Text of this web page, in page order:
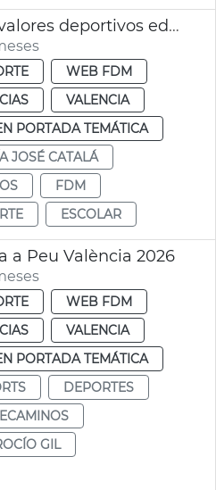
Premios mejores valores deportivos edad escolar València
WEB FDM
VALENCIA
PORTADA TEMÁTICA
JOSÉ CATALÁ
FDM
ESCOLAR
a Peu València 2026
WEB FDM
VALENCIA
PORTADA TEMÁTICA
DEPORTES
GIL